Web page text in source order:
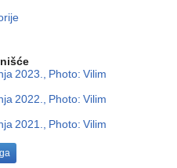
2023., Photo: Vilim
2022., Photo: Vilim
2021., Photo: Vilim